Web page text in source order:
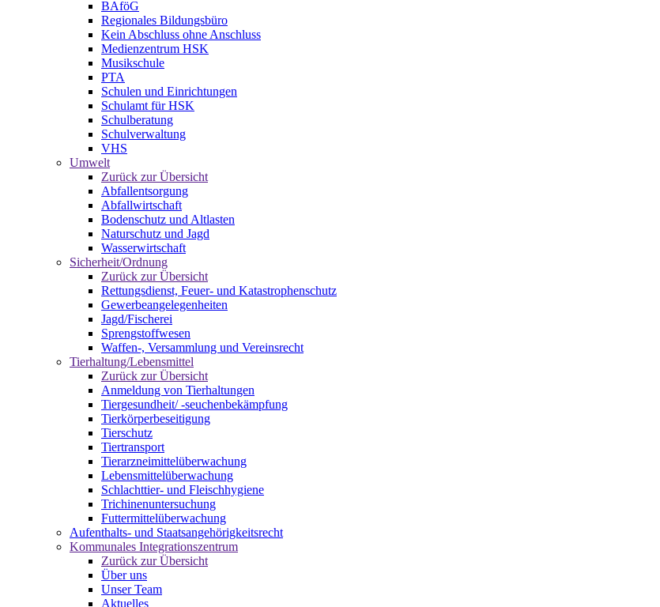
BAföG
Regionales Bildungsbüro
Kein Abschluss ohne Anschluss
Medienzentrum HSK
Musikschule
PTA
Schulen und Einrichtungen
Schulamt für HSK
Schulberatung
Schulverwaltung
VHS
Umwelt
Zurück zur Übersicht
Abfallentsorgung
Abfallwirtschaft
Bodenschutz und Altlasten
Naturschutz und Jagd
Wasserwirtschaft
Sicherheit/Ordnung
Zurück zur Übersicht
Rettungsdienst, Feuer- und Katastrophenschutz
Gewerbeangelegenheiten
Jagd/Fischerei
Sprengstoffwesen
Waffen-, Versammlung und Vereinsrecht
Tierhaltung/Lebensmittel
Zurück zur Übersicht
Anmeldung von Tierhaltungen
Tiergesundheit/ -seuchenbekämpfung
Tierkörperbeseitigung
Tierschutz
Tiertransport
Tierarzneimittelüberwachung
Lebensmittelüberwachung
Schlachttier- und Fleischhygiene
Trichinenuntersuchung
Futtermittelüberwachung
Aufenthalts- und Staatsangehörigkeitsrecht
Kommunales Integrationszentrum
Zurück zur Übersicht
Über uns
Unser Team
Aktuelles